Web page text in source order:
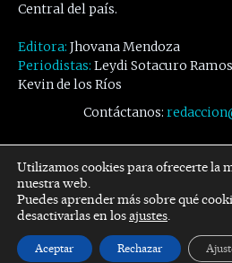
Central del país.
Editora: Jhovana Mendoza
Periodistas: Leydi Sotacuro
Kevin de los Ríos
Contáctanos:
Facebook
Utilizamos cookies para ofrecerte la
nuestra web.
Puedes aprender más sobre qué
desactivarlas en losajustes.
Aceptar Rechazar